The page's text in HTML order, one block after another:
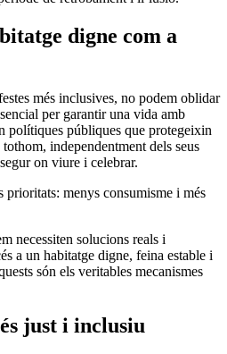
digne com a
més inclusives, no podem oblidar
per garantir una vida amb
polítiques públiques que protegeixin
independentment dels seus
on viure i celebrar.
prioritats: menys consumisme i més
necessiten solucions reals i
a un habitatge digne, feina estable i
són els veritables mecanismes
just i inclusiu